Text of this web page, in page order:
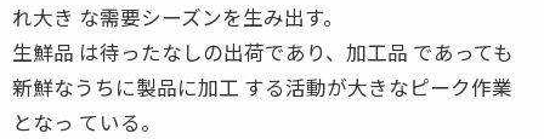
れ大き な需要シーズンを生み出す。
生鮮品 は待ったなしの出荷であり、加工品 であっても
新鮮なうちに製品に加工 する活動が大きなピーク作業
となっ ている。